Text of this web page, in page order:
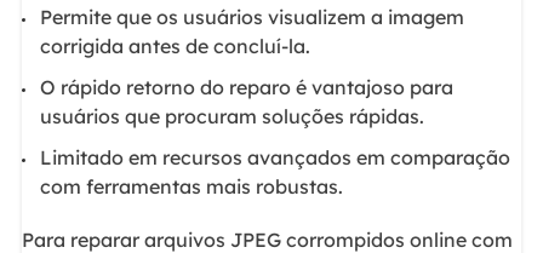
Permite que os usuários visualizem a imagem
corrigida antes de concluí-la.
O rápido retorno do reparo é vantajoso para
usuários que procuram soluções rápidas.
Limitado em recursos avançados em comparação
com ferramentas mais robustas.
Para reparar arquivos JPEG corrompidos online com